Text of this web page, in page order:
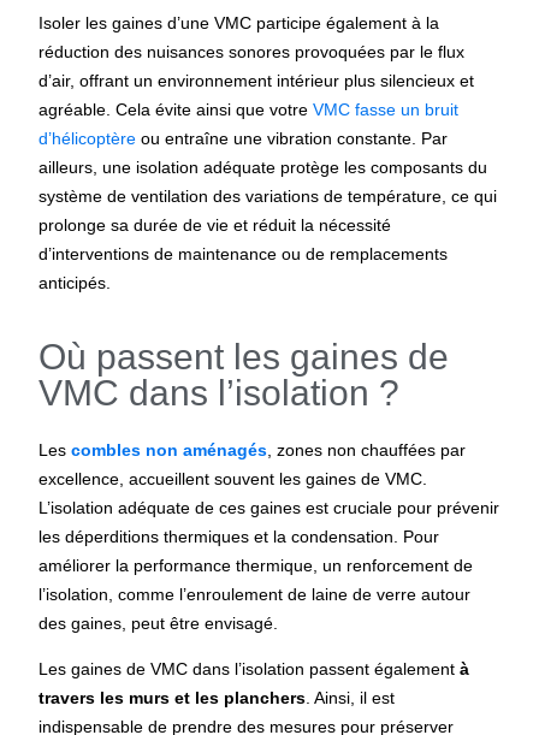
Isoler les gaines d’une VMC participe également à la
réduction des nuisances sonores provoquées par le flux
d’air, offrant un environnement intérieur plus silencieux et
agréable. Cela évite ainsi que votreVMC fasse un bruit
d’hélicoptère ou entraîne une vibration constante. Par
ailleurs, une isolation adéquate protège les composants du
système de ventilation des variations de température, ce qui
prolonge sa durée de vie et réduit la nécessité
d’interventions de maintenance ou de remplacements
anticipés.
Où passent les gaines de
VMC dans l’isolation ?
Lescombles non aménagés , zones non chauffées par
excellence, accueillent souvent les gaines de VMC.
L’isolation adéquate de ces gaines est cruciale pour prévenir
les déperditions thermiques et la condensation. Pour
améliorer la performance thermique, un renforcement de
l’isolation, comme l’enroulement de laine de verre autour
des gaines, peut être envisagé.
Les gaines de VMC dans l’isolation passent égalementà
travers les murs et les planchers. Ainsi, il est
indispensable de prendre des mesures pour préserver